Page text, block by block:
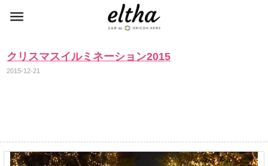
クリスマスイルミネーション2015
2015-12-21